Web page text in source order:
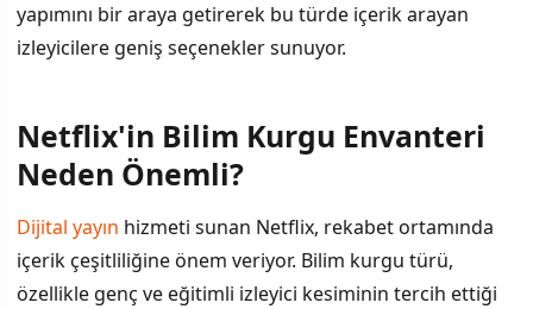
yapımını bir araya getirerek bu türde içerik arayan
izleyicilere geniş seçenekler sunuyor.
İÇINDEKILER
Kategori İçinde Yer Alan Yapım Türleri
Netflix'in Bilim Kurgu Envanteri
Neden Önemli?
Dijital yayın hizmeti sunan Netflix, rekabet ortamında
içerik çeşitliliğine önem veriyor. Bilim kurgu türü,
özellikle genç ve eğitimli izleyici kesiminin tercih ettiği